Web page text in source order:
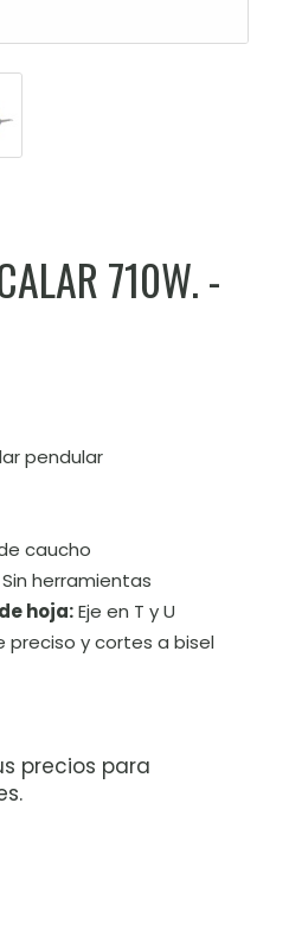
710W. -
pendular
caucho
herramientas
hoja:Eje en T y U
y cortes a bisel
precios para